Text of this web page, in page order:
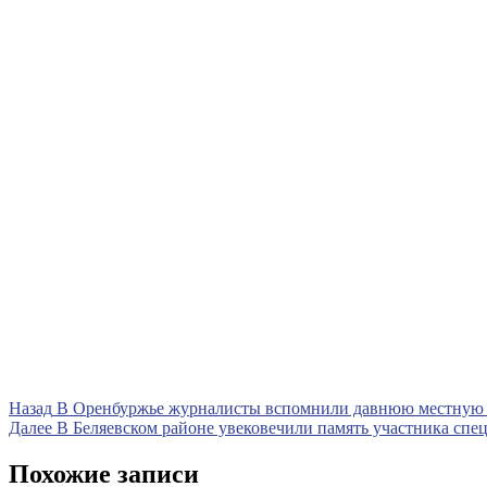
Навигация
по
записям
Назад Предыдущая
запись
В Оренбуржье журналисты вспомнили давнюю местную
Далее Следующая
В Беляевском районе увековечили память участника
Похожие записи